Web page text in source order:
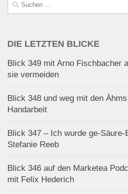
nach:
DIE LETZTEN BLICKE
Blick 349 mit Arno Fischbacher
sie vermeiden
Blick 348 und weg mit den
Handarbeit
Blick 347 – Ich wurde ge-
Stefanie Reeb
Blick 346 auf den Marketea
mit Felix Hederich